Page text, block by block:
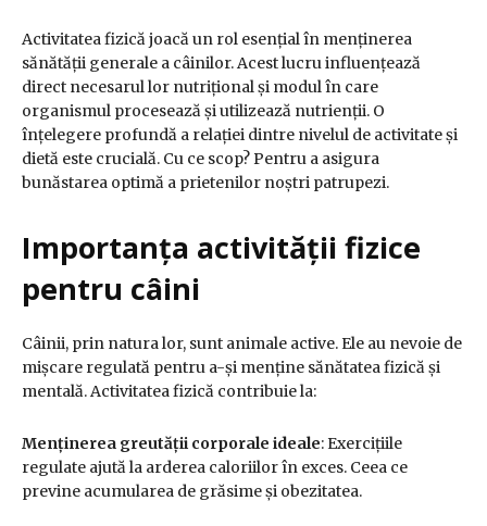
Activitatea fizică joacă un rol esențial în menținerea
sănătății generale a câinilor. Acest lucru influențează
direct necesarul lor nutrițional și modul în care
organismul procesează și utilizează nutrienții. O
înțelegere profundă a relației dintre nivelul de activitate și
dietă este crucială. Cu ce scop? Pentru a asigura
bunăstarea optimă a prietenilor noștri patrupezi.
Importanța activității fizice
pentru câini
Câinii, prin natura lor, sunt animale active. Ele au nevoie de
mișcare regulată pentru a-și menține sănătatea fizică și
mentală.Activitatea fizică contribuie la:
Menținerea greutății corporale ideale: Exercițiile
regulate ajută la arderea caloriilor în exces. Ceea ce
previne acumularea de grăsime și obezitatea.